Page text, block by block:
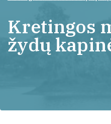
Kretingos
žydų